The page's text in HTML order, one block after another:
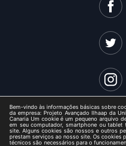
ISLANDAP
Bem-vindo às informações básicas sobre
da empresa: Projeto Avançado Ilhaap da
Canaria Um cookie é um pequeno arquivo
em seu computador, smartphone ou
site. Alguns cookies são nossos e outros
prestam serviços ao nosso site. Os cookies
técnicos são necessários para o